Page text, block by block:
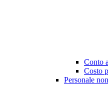
Conto
Costo
Personale